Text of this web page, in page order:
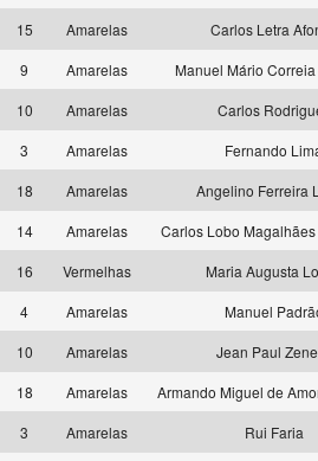
15 Amarelas
Carlos Letra
9 Amarelas
Manuel Mário
10 Amarelas
Carlos
3 Amarelas
Fernando
18 Amarelas
Angelino Ferreira
14 Amarelas
Carlos Lobo
16 Vermelhas
Maria Augusta
4 Amarelas
Manuel
10 Amarelas
Jean Paul
18 Amarelas
Armando Miguel de
3 Amarelas
Rui Faria